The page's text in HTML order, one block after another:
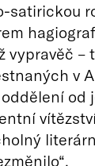
satirickou
vypravěč –
v
od